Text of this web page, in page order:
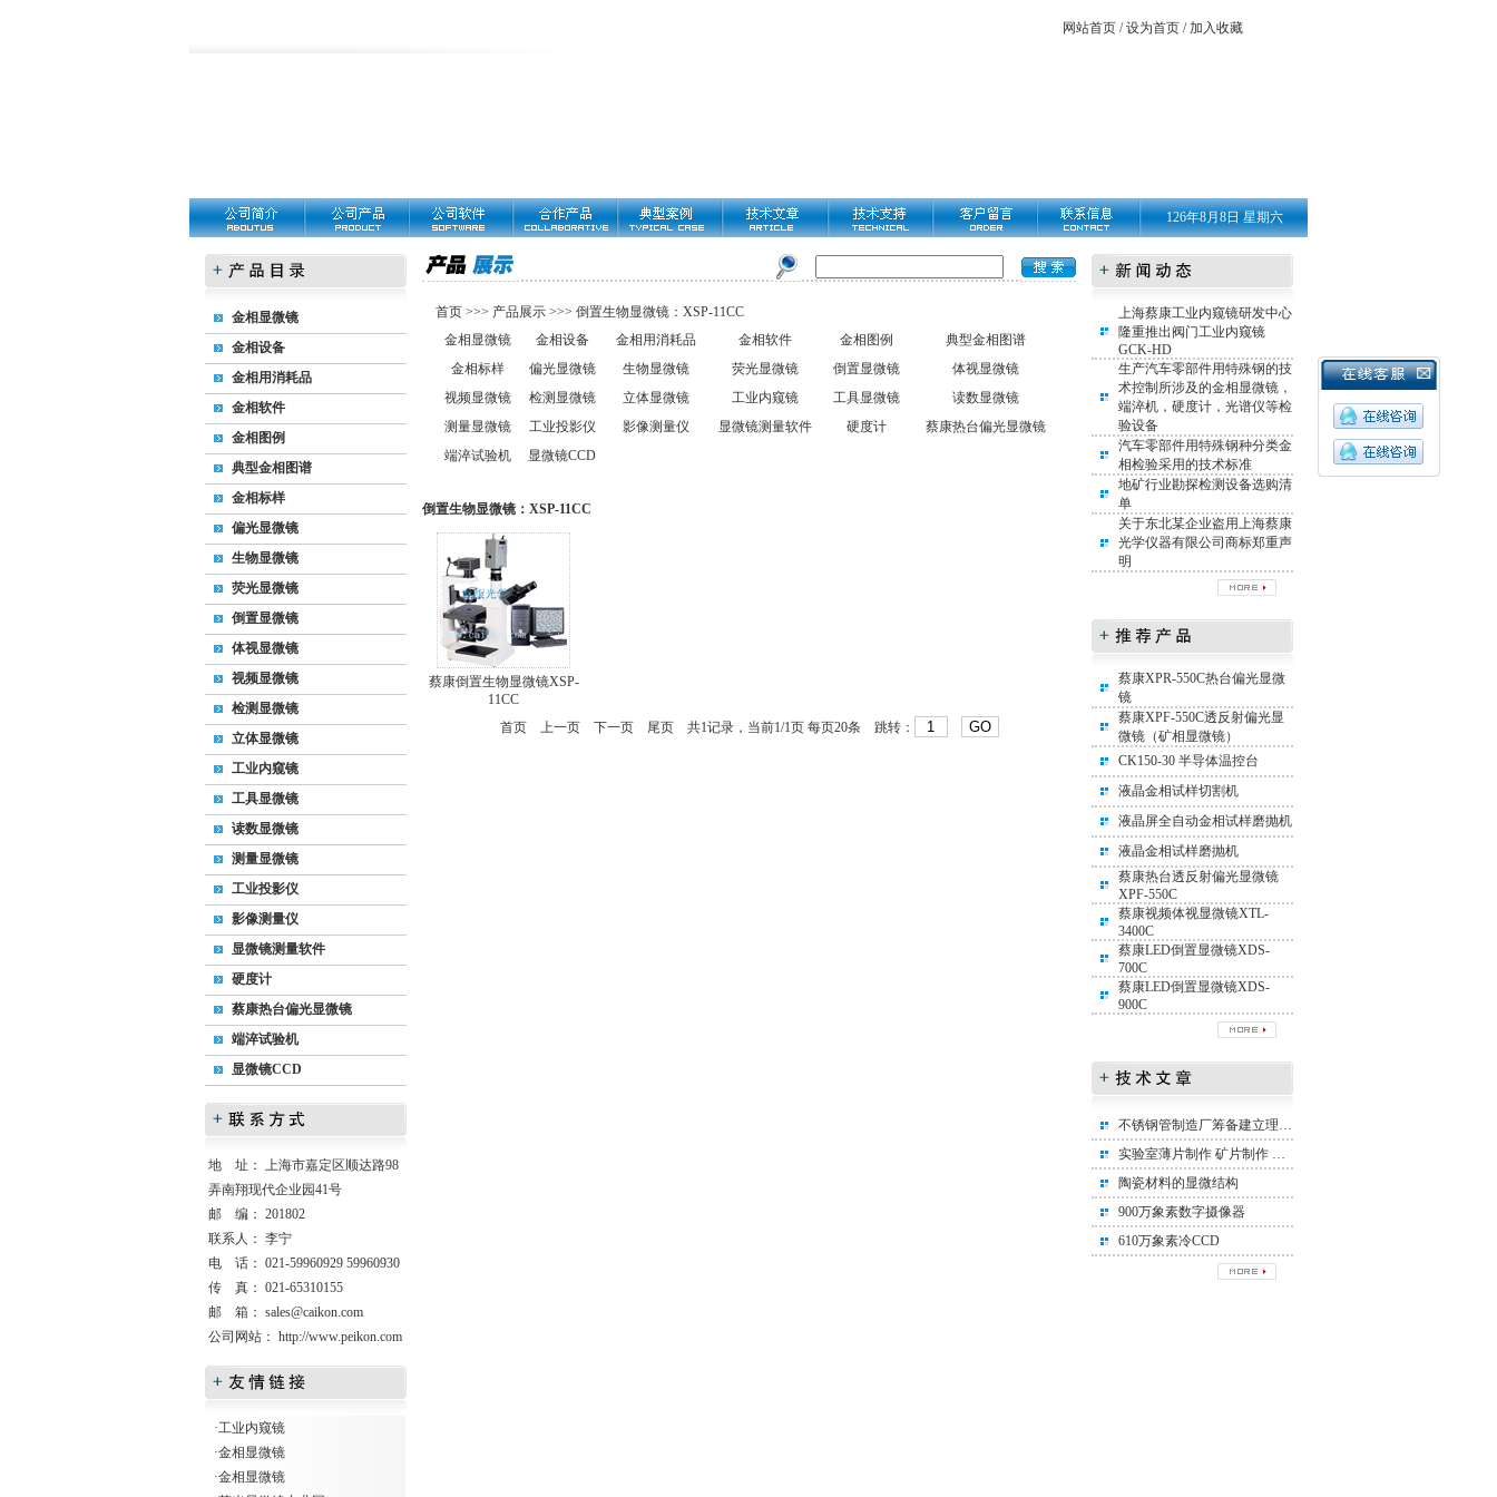
网站首页 /设为首页 /加入收藏
126年8月8日 星期六
金相显微镜
金相设备
金相用消耗品
金相软件
金相图例
典型金相图谱
金相标样
偏光显微镜
生物显微镜
荧光显微镜
倒置显微镜
体视显微镜
视频显微镜
检测显微镜
立体显微镜
工业内窥镜
工具显微镜
读数显微镜
测量显微镜
工业投影仪
影像测量仪
显微镜测量软件
硬度计
蔡康热台偏光显微镜
端淬试验机
显微镜CCD
地 址： 上海市嘉定区顺达路98
弄南翔现代企业园41号
邮 编： 201802
联系人： 李宁
电 话： 021-59960929 59960930
传 真： 021-65310155
邮 箱： sales@caikon.com
公司网站： http://www.peikon.com
·工业内窥镜
·金相显微镜
·金相显微镜
首页 >>> 产品展示 >>> 倒置生物显微镜：XSP-11CC
金相显微镜
金相设备 金相用消耗品 金相软件 金相图例
典型金相图谱
金相标样
偏光显微镜 生物显微镜 荧光显微镜 倒置显微镜
体视显微镜
视频显微镜
检测显微镜 立体显微镜 工业内窥镜 工具显微镜
读数显微镜
测量显微镜
工业投影仪 影像测量仪 显微镜测量软件 硬度计
蔡康热台偏光显微镜
端淬试验机
显微镜CCD
倒置生物显微镜：XSP-11CC
蔡康倒置生物显微镜XSP-
11CC
首页
上一页 下一页 尾页共1记录，当前1/1页 每页20条 跳转：
上海蔡康工业内窥镜研发中心
隆重推出阀门工业内窥镜
GCK-HD
生产汽车零部件用特殊钢的技
术控制所涉及的金相显微镜，
端淬机，硬度计，光谱仪等检
验设备
汽车零部件用特殊钢种分类金
相检验采用的技术标准
地矿行业勘探检测设备选购清
单
关于东北某企业盗用上海蔡康
光学仪器有限公司商标郑重声
明
蔡康XPR-550C热台偏光显微
镜
蔡康XPF-550C透反射偏光显
微镜（矿相显微镜）
CK150-30 半导体温控台
液晶金相试样切割机
液晶屏全自动金相试样磨抛机
液晶金相试样磨抛机
蔡康热台透反射偏光显微镜
XPF-550C
蔡康视频体视显微镜XTL-
3400C
蔡康LED倒置显微镜XDS-
700C
蔡康LED倒置显微镜XDS-
900C
不锈钢管制造厂筹备建立理化实验室所需设备清单
实验室薄片制作 矿片制作 矿相标本制作
陶瓷材料的显微结构
900万象素数字摄像器
610万象素冷CCD